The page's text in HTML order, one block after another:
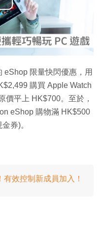
eShop 限量快閃優惠，用
購買 Apple Watch
價平上 HK$700。至於，
eShop 購物滿 HK$500
券)。
效控制新成員加入！